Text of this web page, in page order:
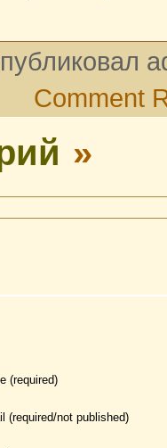
Comment
»
(required)
(required/not published)